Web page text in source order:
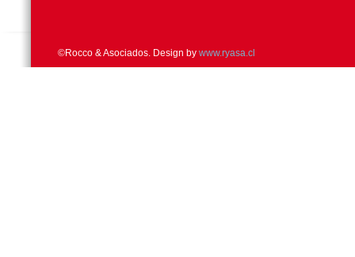
©Rocco & Asociados. Design by www.ryasa.cl